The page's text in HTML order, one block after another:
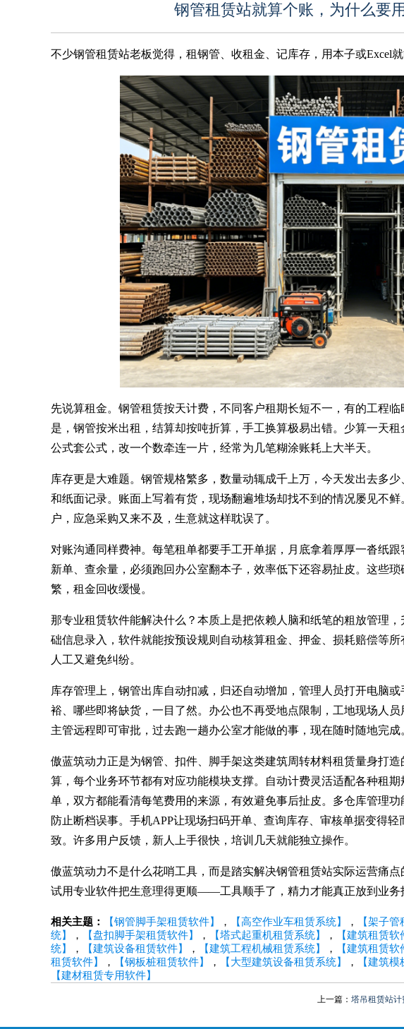
钢管租赁站就算个账，为什么要
不少钢管租赁站老板觉得，租钢管、收租金、记库存，用本子或Excel
先说算租金。钢管租赁按天计费，不同客户租期长短不一，有的工程
是，钢管按米出租，结算却按吨折算，手工换算极易出错。少算一天
公式套公式，改一个数牵连一片，经常为几笔糊涂账耗上大半天。
库存更是大难题。钢管规格繁多，数量动辄成千上万，今天发出去多
和纸面记录。账面上写着有货，现场翻遍堆场却找不到的情况屡见不
户，应急采购又来不及，生意就这样耽误了。
对账沟通同样费神。每笔租单都要手工开单据，月底拿着厚厚一沓纸
新单、查余量，必须跑回办公室翻本子，效率低下还容易扯皮。这些
繁，租金回收缓慢。
那专业租赁软件能解决什么？本质上是把依赖人脑和纸笔的粗放管理
础信息录入，软件就能按预设规则自动核算租金、押金、损耗赔偿等
人工又避免纠纷。
库存管理上，钢管出库自动扣减，归还自动增加，管理人员打开电脑
裕、哪些即将缺货，一目了然。办公也不再受地点限制，工地现场人
主管远程即可审批，过去跑一趟办公室才能做的事，现在随时随地完成
傲蓝筑动力正是为钢管、扣件、脚手架这类建筑周转材料租赁量身打
算，每个业务环节都有对应功能模块支撑。自动计费灵活适配各种租
单，双方都能看清每笔费用的来源，有效避免事后扯皮。多仓库管理
防止断档误事。手机APP让现场扫码开单、查询库存、审核单据变得
致。许多用户反馈，新人上手很快，培训几天就能独立操作。
傲蓝筑动力不是什么花哨工具，而是踏实解决钢管租赁站实际运营痛
试用专业软件把生意理得更顺——工具顺手了，精力才能真正放到业务
相关主题： 【钢管脚手架租赁软件】 ， 【高空作业车租赁系统】 ， 【架子
统】
， 【盘扣脚手架租赁软件】 ， 【塔式起重机租赁系统】 ， 【建筑租赁软
统】
， 【建筑设备租赁软件】 ， 【建筑工程机械租赁系统】 ， 【建筑租赁软
租赁软件】
， 【钢板桩租赁软件】 ， 【大型建筑设备租赁系统】 ， 【建筑模
【建材租赁专用软件】
上一篇： 塔吊租赁站